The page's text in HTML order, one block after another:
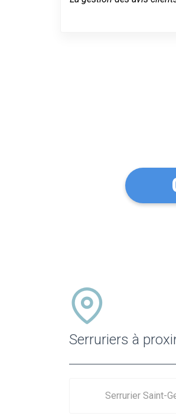
Serruriers à
Serrurier Saint-